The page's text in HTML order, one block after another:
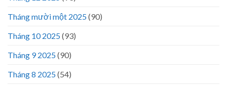
Tháng mười một 2025(90)
Tháng 10 2025(93)
Tháng 9 2025(90)
Tháng 8 2025(54)